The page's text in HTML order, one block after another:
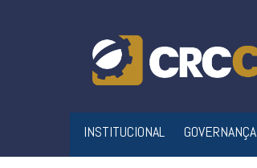
INSTITUCIONAL GOVERNANÇA